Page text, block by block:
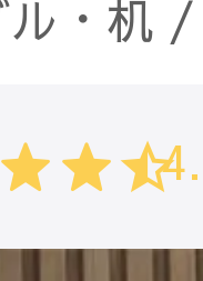
・机 /
ベッド